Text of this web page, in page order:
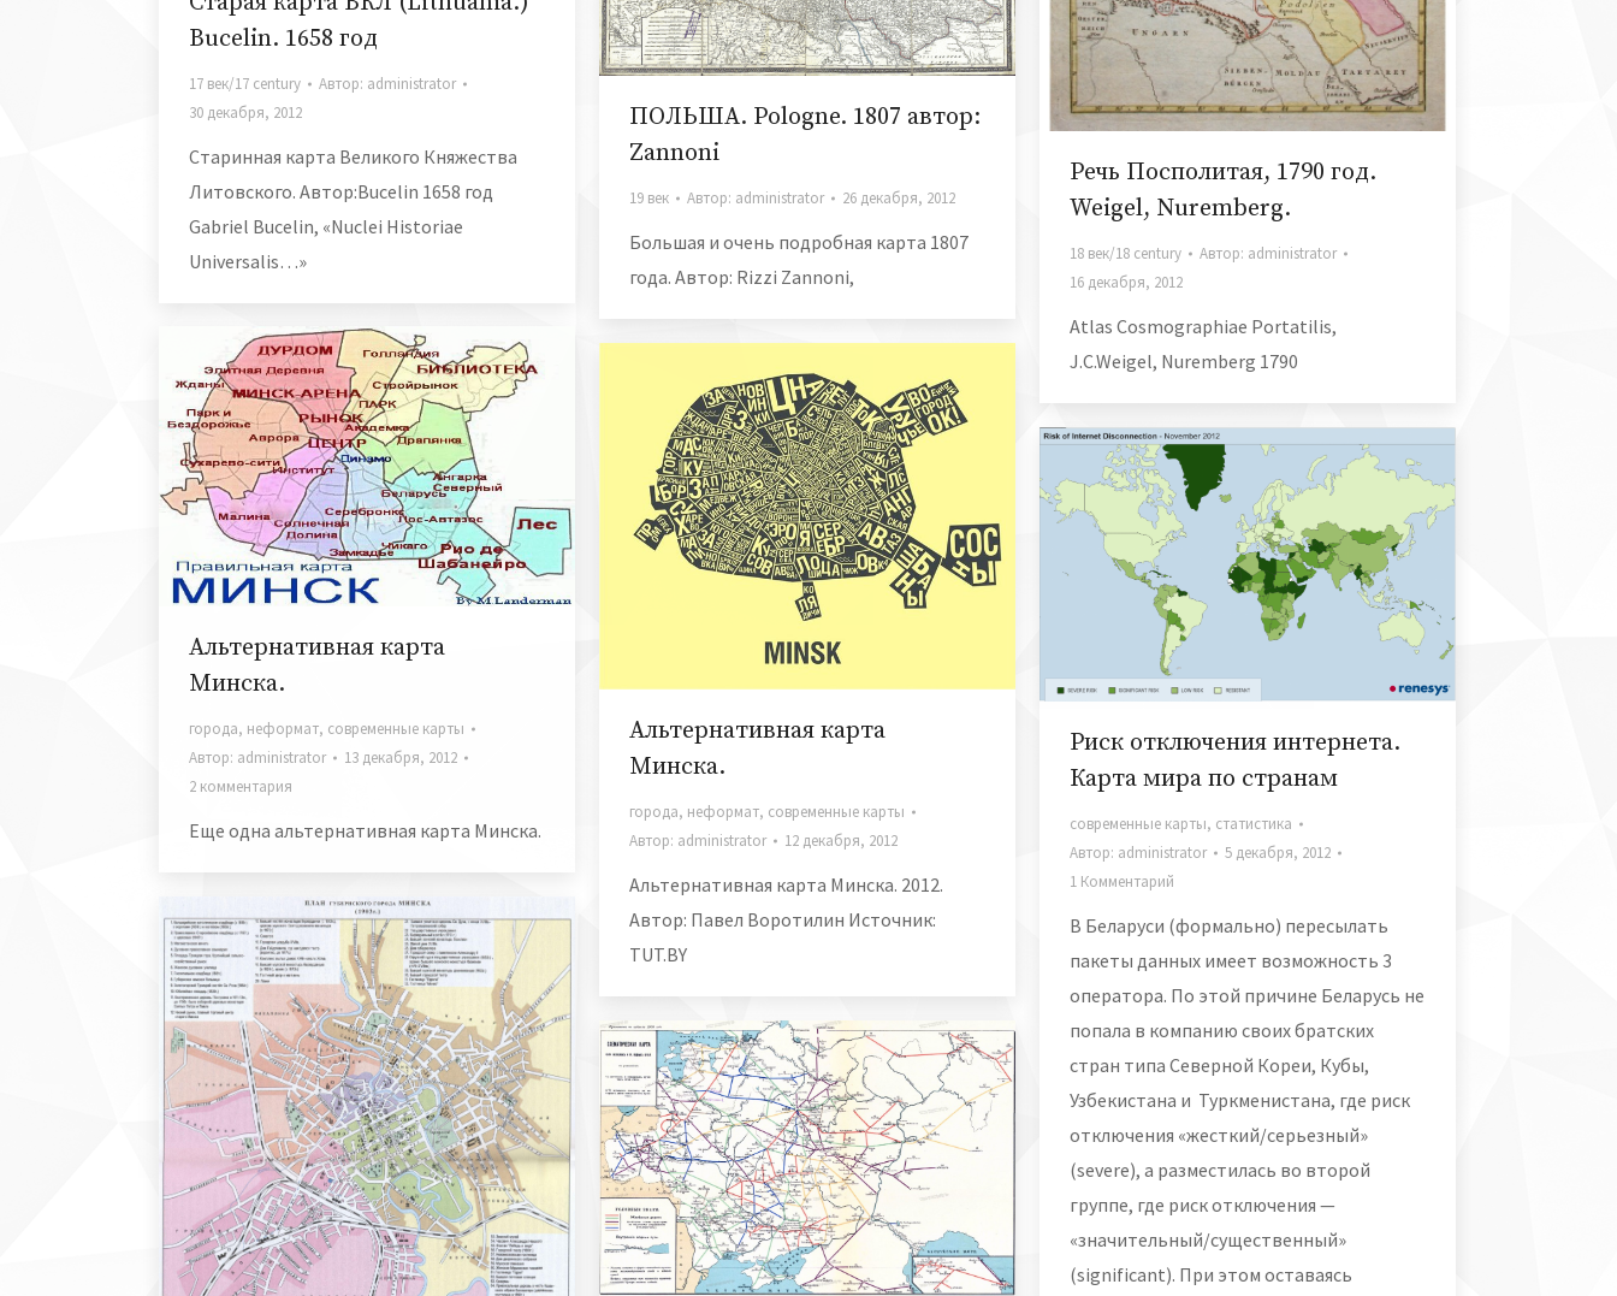
Bucelin. 1658 год
17 век/17 century Автор: administrator
30 декабря, 2012
Старинная карта Великого Княжества
Литовского. Автор:Bucelin 1658 год
Gabriel Bucelin, «Nuclei Historiae
Universalis…»
ПОЛЬША. Pologne. 1807 автор:
Zannoni
19 век Автор: administrator 26 декабря, 2012
Большая и очень подробная карта 1807
года. Автор: Rizzi Zannoni,
Речь Посполитая, 1790 год.
Weigel, Nuremberg.
18 век/18 century Автор: administrator
16 декабря, 2012
Atlas Cosmographiae Portatilis,
J.C.Weigel, Nuremberg 1790
Альтернативная карта
Минска.
города, неформат, современные карты
Автор: administrator
13 декабря, 2012
2 комментария
Еще одна альтернативная карта Минска.
Альтернативная карта
Минска.
города, неформат, современные карты
Автор: administrator 12 декабря, 2012
Альтернативная карта Минска. 2012.
Автор: Павел Воротилин Источник:
TUT.BY
Риск отключения интернета.
Карта мира по странам
современные карты, статистика
Автор: administrator
5 декабря, 2012
1 Комментарий
В Беларуси (формально) пересылать
пакеты данных имеет возможность 3
оператора. По этой причине Беларусь не
попала в компанию своих братских
стран типа Северной Кореи, Кубы,
Узбекистана и Туркменистана, где риск
отключения «жесткий/серьезный»
(severe), а разместилась во второй
группе, где риск отключения —
«значительный/существенный»
(significant). При этом оставаясь